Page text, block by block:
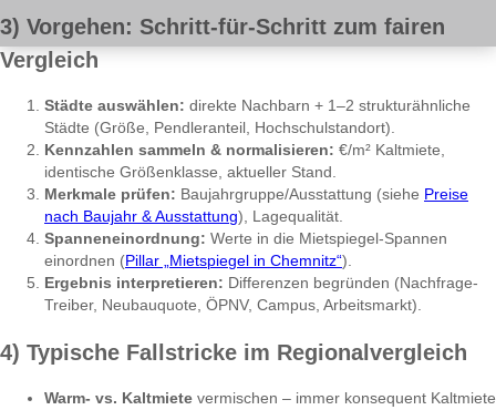
3) Vorgehen: Schritt-für-Schritt zum fairen
Vergleich
Städte auswählen: direkte Nachbarn + 1–2 strukturähnliche
Städte (Größe, Pendleranteil, Hochschulstandort).
Kennzahlen sammeln & normalisieren: €/m² Kaltmiete,
identische Größenklasse, aktueller Stand.
Merkmale prüfen: Baujahrgruppe/Ausstattung (siehe Preise
nach Baujahr & Ausstattung), Lagequalität.
Spanneneinordnung: Werte in die Mietspiegel-Spannen
einordnen (Pillar „Mietspiegel in Chemnitz“).
Ergebnis interpretieren: Differenzen begründen (Nachfrage-
Treiber, Neubauquote, ÖPNV, Campus, Arbeitsmarkt).
4) Typische Fallstricke im Regionalvergleich
Warm- vs. Kaltmiete vermischen – immer konsequent Kaltmiete